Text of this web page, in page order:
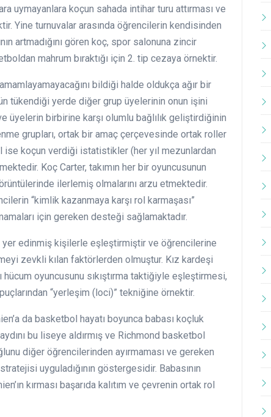
uymayanlara koçun sahada intihar turu attırması ve
Yine turnuvalar arasında öğrencilerin kendisinden
artmadığını gören koç, spor salonuna zincir
mahrum bıraktığı için 2. tip cezaya örnektir.
bildiği halde oldukça ağır bir
tükendiği yerde diğer grup üyelerinin onun işini
üyelerin birbirine karşı olumlu bağlılık geliştirdiğinin
grupları, ortak bir amaç çerçevesinde ortak roller
koçun verdiği istatistikler (her yıl mezunlardan
Koç Carter, takımın her bir oyuncusunun
ilerlemiş olmalarını arzu etmektedir.
“kimlik kazanmaya karşı rol karmaşası”
için gereken desteği sağlamaktadır.
yer edinmiş kişilerle eşleştirmiştir ve öğrencilerine
zevkli kılan faktörlerden olmuştur. Kız kardeşi
oyuncusunu sıkıştırma taktiğiyle eşleştirmesi,
“yerleşim (loci)” tekniğine örnektir.
da basketbol hayatı boyunca babası koçluk
bu liseye aldırmış ve Richmond basketbol
diğer öğrencilerinden ayırmaması ve gereken
uyguladığının göstergesidir. Babasının
kırması başarıda kalıtım ve çevrenin ortak rol